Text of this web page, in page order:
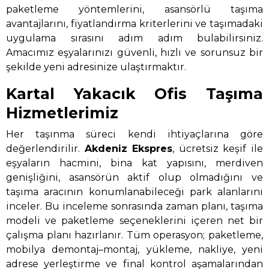
paketleme yöntemlerini, asansörlü taşıma
avantajlarını, fiyatlandırma kriterlerini ve taşımadaki
uygulama sırasını adım adım bulabilirsiniz.
Amacımız eşyalarınızı güvenli, hızlı ve sorunsuz bir
şekilde yeni adresinize ulaştırmaktır.
Kartal Yakacık Ofis Taşıma
Hizmetlerimiz
Her taşınma süreci kendi ihtiyaçlarına göre
değerlendirilir. Akdeniz Ekspres, ücretsiz keşif ile
eşyaların hacmini, bina kat yapısını, merdiven
genişliğini, asansörün aktif olup olmadığını ve
taşıma aracının konumlanabileceği park alanlarını
inceler. Bu inceleme sonrasında zaman planı, taşıma
modeli ve paketleme seçeneklerini içeren net bir
çalışma planı hazırlanır. Tüm operasyon; paketleme,
mobilya demontaj–montaj, yükleme, nakliye, yeni
adrese yerleştirme ve final kontrol aşamalarından